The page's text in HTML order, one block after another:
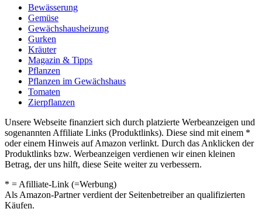
Bewässerung
Gemüse
Gewächshausheizung
Gurken
Kräuter
Magazin & Tipps
Pflanzen
Pflanzen im Gewächshaus
Tomaten
Zierpflanzen
Unsere Webseite finanziert sich durch platzierte Werbeanzeigen und
sogenannten Affiliate Links (Produktlinks). Diese sind mit einem *
oder einem Hinweis auf Amazon verlinkt. Durch das Anklicken der
Produktlinks bzw. Werbeanzeigen verdienen wir einen kleinen
Betrag, der uns hilft, diese Seite weiter zu verbessern.
* = Afilliate-Link (=Werbung)
Als Amazon-Partner verdient der Seitenbetreiber an qualifizierten
Käufen.